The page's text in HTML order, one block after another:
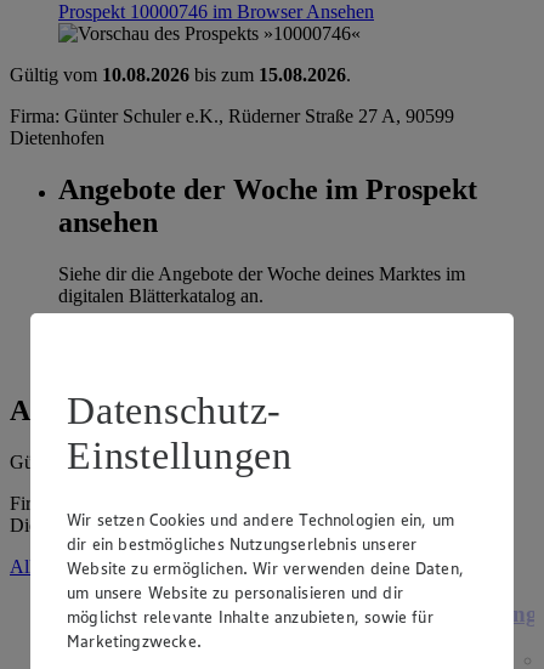
Prospekt 10000746 im BrowserAnsehen
Gültig vom 10.08.2026 bis zum 15.08.2026.
Firma: Günter Schuler e.K., Rüderner Straße 27 A, 90599
Dietenhofen
Angebote der Woche im Prospekt
ansehen
Siehe dir die Angebote der Woche deines Marktes im
digitalen Blätterkatalog an.
Angebote der Woche
Gültig vom 03.08.2026 bis zum08.08.2026
Firma: Günter Schuler e.K., Rüderner Straße 27 A, 90599
Dietenhofen
Alle Angebote ansehen
Angebot:15 % Rabatt auf alle Dessert-
Artikel der Marke EDEKA
Datenschutz-
Einstellungen
Wir setzen Cookies und andere Technologien ein, um
dir ein bestmögliches Nutzungserlebnis unserer
Website zu ermöglichen. Wir verwenden deine Daten,
um unsere Website zu personalisieren und dir
möglichst relevante Inhalte anzubieten, sowie für
Marketingzwecke.